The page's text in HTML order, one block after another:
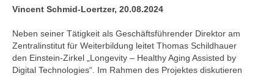
Vincent Schmid-Loertzer, 20.08.2024
Neben seiner Tätigkeit als Geschäftsführender Direktor am
Zentralinstitut für Weiterbildung leitet Thomas Schildhauer
den Einstein-Zirkel „Longevity – Healthy Aging Assisted by
Digital Technologies“. Im Rahmen des Projektes diskutieren